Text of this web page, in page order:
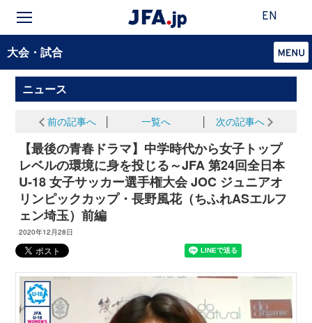
EN
大会・試合
ニュース
前の記事へ 一覧へ 次の記事へ
【最後の青春ドラマ】中学時代から女子トップ
レベルの環境に身を投じる～JFA 第24回全日本
U-18 女子サッカー選手権大会 JOC ジュニアオ
リンピックカップ・長野風花（ちふれASエルフ
ェン埼玉）前編
2020年12月28日